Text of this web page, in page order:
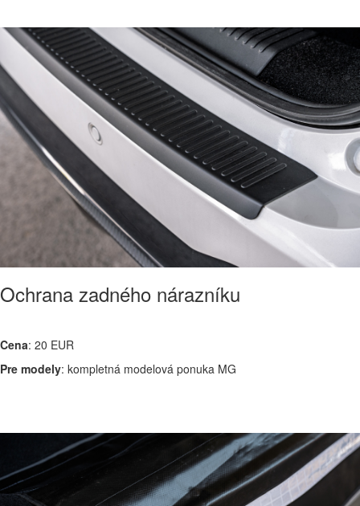
Ochrana zadného nárazníku
Cena: 20 EUR
Pre modely: kompletná modelová ponuka MG